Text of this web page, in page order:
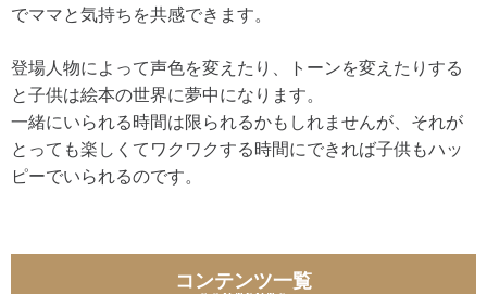
でママと気持ちを共感できます。
登場人物によって声色を変えたり、トーンを変えたりする
と子供は絵本の世界に夢中になります。
一緒にいられる時間は限られるかもしれませんが、それが
とっても楽しくてワクワクする時間にできれば子供もハッ
ピーでいられるのです。
コンテンツ一覧